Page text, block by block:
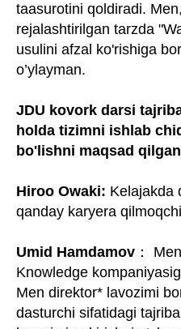
taasurotini qoldiradi.
rejalashtirilgan tarzda
usulini afzal ko'rishiga
o’ylayman.
JDU kovork darsi
holda tizimni ishlab
bo'lishni maqsad
Hiroo Owaki: Kelajakda
qanday karyera
Umid Hamdamov ：
Knowledge
Men direktor* lavozimi
dasturchi sifatidagi